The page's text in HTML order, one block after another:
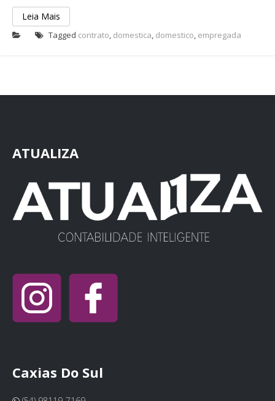
Leia Mais
Tagged contrato, domestica, domestico, empregada
ATUALIZA
Caxias Do Sul